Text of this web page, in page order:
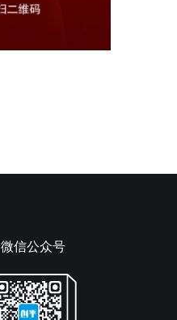
微信公众号